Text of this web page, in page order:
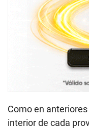
Como en
interior de cada